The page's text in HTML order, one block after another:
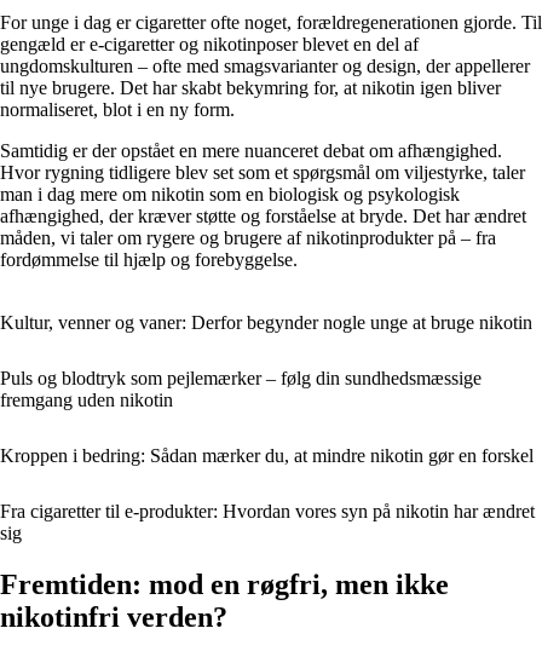
For unge i dag er cigaretter ofte noget, forældregenerationen gjorde. Til
gengæld er e-cigaretter og nikotinposer blevet en del af
ungdomskulturen – ofte med smagsvarianter og design, der appellerer
til nye brugere. Det har skabt bekymring for, at nikotin igen bliver
normaliseret, blot i en ny form.
Samtidig er der opstået en mere nuanceret debat om afhængighed.
Hvor rygning tidligere blev set som et spørgsmål om viljestyrke, taler
man i dag mere om nikotin som en biologisk og psykologisk
afhængighed, der kræver støtte og forståelse at bryde. Det har ændret
måden, vi taler om rygere og brugere af nikotinprodukter på – fra
fordømmelse til hjælp og forebyggelse.
Kultur, venner og vaner: Derfor begynder nogle unge at bruge nikotin
Puls og blodtryk som pejlemærker – følg din sundhedsmæssige
fremgang uden nikotin
Kroppen i bedring: Sådan mærker du, at mindre nikotin gør en forskel
Fra cigaretter til e-produkter: Hvordan vores syn på nikotin har ændret
sig
Fremtiden: mod en røgfri, men ikke
nikotinfri verden?